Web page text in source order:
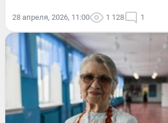
28 апреля, 2026, 11:00 1 128 1